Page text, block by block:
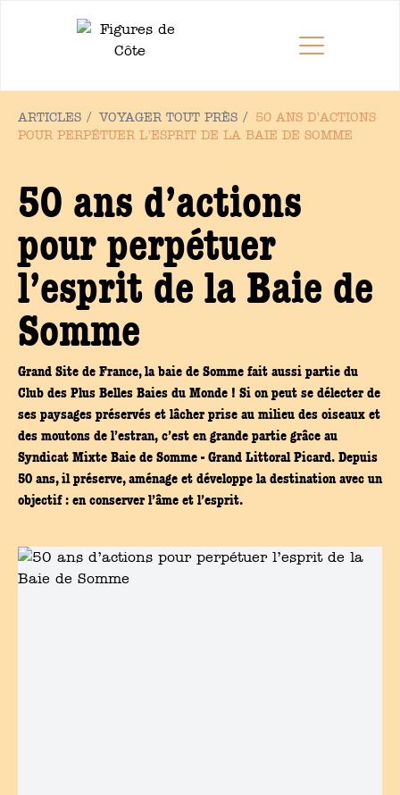
ARTICLES / VOYAGER TOUT PRÈS /
50 ANS D’ACTIONS
POUR PERPÉTUER L’ESPRIT DE LA BAIE DE SOMME
50 ans d’actions
pour perpétuer
l’esprit de la Baie de
Somme
Grand Site de France, la baie de Somme fait aussi partie du
Club des Plus Belles Baies du Monde ! Si on peut se délecter de
ses paysages préservés et lâcher prise au milieu des oiseaux et
des moutons de l’estran, c’est en grande partie grâce au
Syndicat Mixte Baie de Somme - Grand Littoral Picard. Depuis
50 ans, il préserve, aménage et développe la destination avec un
objectif : en conserver l’âme et l’esprit.